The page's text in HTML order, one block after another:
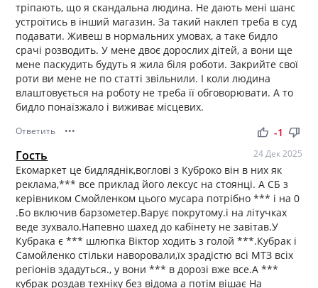
тріпають, що я скандальна людина. Не дають мені шанс
устроїтись в інший магазин. За такий наклеп треба в суд
подавати. Живеш в нормальних умовах, а таке бидло
срачі розводить. У мене двоє дорослих дітей, а вони ще
мене паскудить будуть я жила біля роботи. Закрийте свої
роти ви мене не по статті звільнили. І коли людина
влаштовується на роботу не треба її обговорювати. А то
бидло понаїзжало і виживає місцевих.
Ответить ••• thumb_up thumb_down
-1
Гость 24 Дек 2025
Екомаркет це бидляднік,воглові з Куброко він в них як
реклама,*** все приклад його лексус на стоянці. А СБ з
керівником Смойленком цього мусара потрібно *** і на 0
.Бо включив барзометер.Варує покрутому.і на літучках
веде зухвало.Напевно шахед до кабінету не завітав.У
Кубрака є *** шлюпка Віктор ходить з голой ***.Кубрак і
Самойленко стільки наворовали,їх зрадістю всі МТЗ всіх
регіонів здадуться., у вони *** в дорозі вже все.А ***
кубрак роздав техніку без відома а потім вішає На